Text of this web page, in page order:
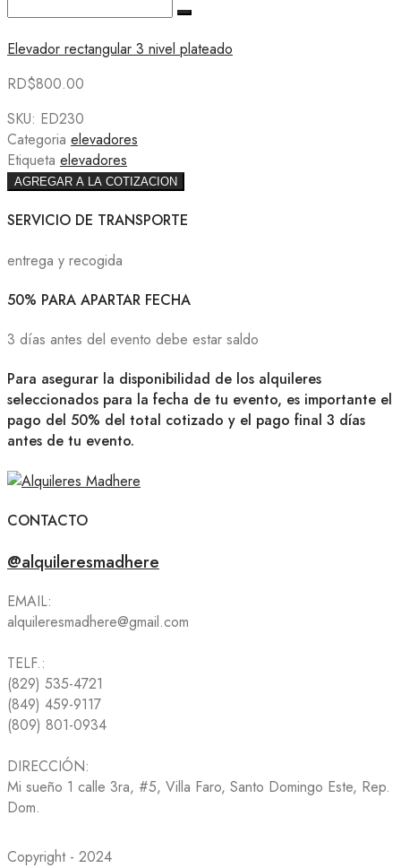
Elevador rectangular 3 nivel plateado
RD$800.00
SKU: ED230
Categoria elevadores
Etiqueta elevadores
AGREGAR A LA COTIZACION
SERVICIO DE TRANSPORTE
entrega y recogida
50% PARA APARTAR FECHA
3 días antes del evento debe estar saldo
Para asegurar la disponibilidad de los alquileres
seleccionados para la fecha de tu evento, es importante el
pago del 50% del total cotizado y el pago final 3 días
antes de tu evento.
CONTACTO
@alquileresmadhere
EMAIL:
alquileresmadhere@gmail.com
TELF.:
(829) 535-4721
(849) 459-9117
(809) 801-0934
DIRECCIÓN:
Mi sueño 1 calle 3ra, #5, Villa Faro, Santo Domingo Este, Rep.
Dom.
Copyright - 2024